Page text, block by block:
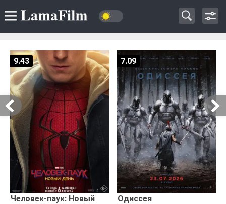
Человек-паук: Новый
9.43
Одиссея
7.09